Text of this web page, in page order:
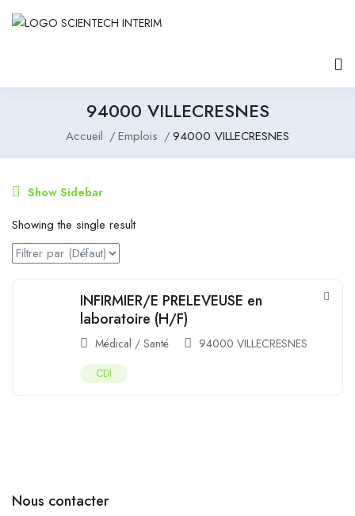
94000 VILLECRESNES
Accueil Emplois 94000 VILLECRESNES
Show Sidebar
Showing the single result
INFIRMIER/E PRELEVEUSE en
laboratoire (H/F)
Médical / Santé 94000 VILLECRESNES
CDI
Nous contacter